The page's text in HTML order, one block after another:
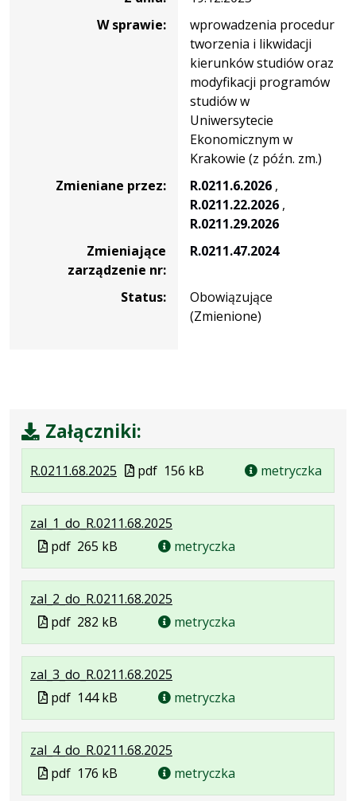
W sprawie:
wprowadzenia procedur
tworzenia i likwidacji
kierunków studiów oraz
modyfikacji programów
studiów w
Uniwersytecie
Ekonomicznym w
Krakowie (z późn. zm.)
Zmieniane przez:
R.0211.6.2026 ,
R.0211.22.2026 ,
R.0211.29.2026
Zmieniające
zarządzenie nr:
R.0211.47.2024
Status:
Obowiązujące
(Zmienione)
Załączniki:
R.0211.68.2025
Plik
w
formacie:
pdf
Rozmiar
pliku:
156
kB
Otwiera
się
w
nowej
karcie.
Plik
w
formacie
pdf 156 kB metryczka
zal_1_do_R.0211.68.2025
Plik
formacie:
Rozmiar
pliku:
265
Otwiera
w
karcie.
Plik
w
formacie
pdf 265 kB metryczka
zal_2_do_R.0211.68.2025
Plik
formacie:
Rozmiar
pliku:
282
Otwiera
w
karcie.
Plik
w
formacie
pdf 282 kB metryczka
zal_3_do_R.0211.68.2025
Plik
formacie:
Rozmiar
pliku:
144
Otwiera
w
karcie.
Plik
w
formacie
pdf 144 kB metryczka
zal_4_do_R.0211.68.2025
Plik
Rozmiar
pliku:
Otwiera
Plik
w
pdf 176 kB metryczka